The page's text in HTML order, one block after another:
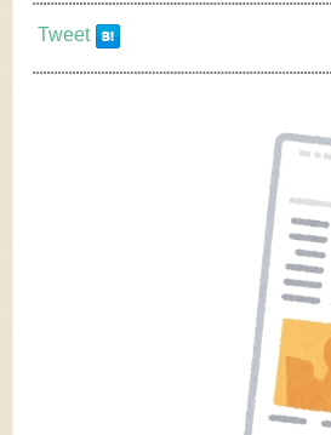
Tweet